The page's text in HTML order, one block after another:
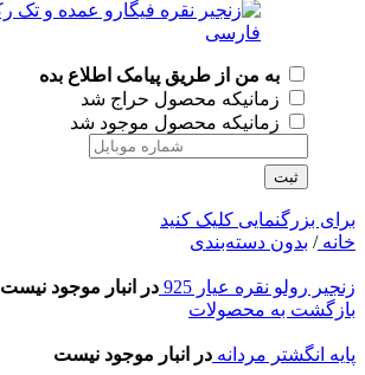
به من از طریق پیامک اطلاع بده
زمانیکه محصول حراج شد
زمانیکه محصول موجود شد
ثبت
برای بزرگنمایی کلیک کنید
خانه/ بدون دسته‌بندی
زنجیر رولو نقره عیار 925
در انبار موجود نیست
بازگشت به محصولات
پایه انگشتر مردانه در انبار موجود نیست